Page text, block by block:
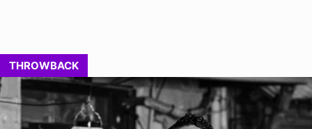
THROWBACK